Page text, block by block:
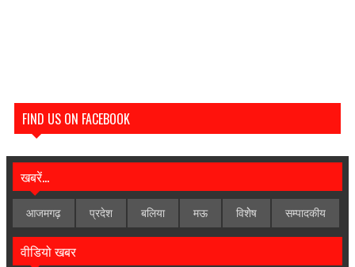
FIND US ON FACEBOOK
खबरें...
आजमगढ़ प्रदेश बलिया मऊ विशेेष सम्पादकीय
वीडियो खबर